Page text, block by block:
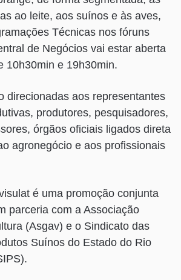
ao leite, aos suínos e às aves,
Técnicas nos fóruns
de Negócios vai estar aberta
10h30min e 19h30min.
direcionadas aos representantes
produtores, pesquisadores,
órgãos oficiais ligados direta
agronegócio e aos profissionais
é uma promoção conjunta
parceria com a Associação
(Asgav) e o Sindicato das
Suínos do Estado do Rio